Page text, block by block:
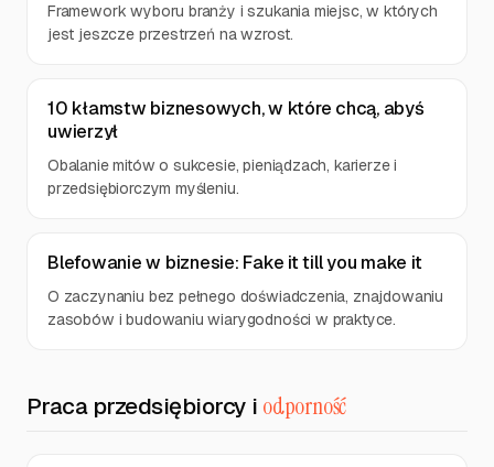
Framework wyboru branży i szukania miejsc, w których
jest jeszcze przestrzeń na wzrost.
10 kłamstw biznesowych, w które chcą, abyś
uwierzył
Obalanie mitów o sukcesie, pieniądzach, karierze i
przedsiębiorczym myśleniu.
Blefowanie w biznesie: Fake it till you make it
O zaczynaniu bez pełnego doświadczenia, znajdowaniu
zasobów i budowaniu wiarygodności w praktyce.
Praca przedsiębiorcy i odporność